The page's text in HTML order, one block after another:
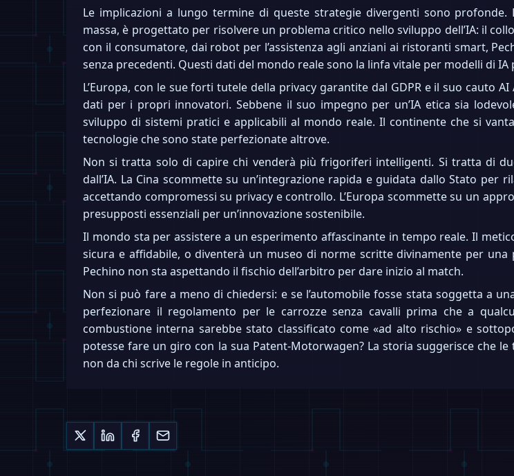
Le implicazioni a lungo termine di queste strategie divergenti sono profonde.
massa, è progettato per risolvere un problema critico nello sviluppo dell’IA: il
con il consumatore, dai robot per l’assistenza agli anziani ai ristoranti smart,
senza precedenti. Questi dati del mondo reale sono la linfa vitale per modelli di IA
L’Europa, con le sue forti tutele della privacy garantite dal GDPR e il suo cauto
dati per i propri innovatori. Sebbene il suo impegno per un’IA etica sia
sviluppo di sistemi pratici e applicabili al mondo reale. Il continente che si
tecnologie che sono state perfezionate altrove.
Non si tratta solo di capire chi venderà più frigoriferi intelligenti. Si tratta di
dall’IA. La Cina scommette su un’integrazione rapida e guidata dallo Stato
accettando compromessi su privacy e controllo. L’Europa scommette su un
presupposti essenziali per un’innovazione sostenibile.
Il mondo sta per assistere a un esperimento affascinante in tempo reale. Il
sicura e affidabile, o diventerà un museo di norme scritte divinamente per
Pechino non sta aspettando il fischio dell’arbitro per dare inizio al match.
Non si può fare a meno di chiedersi: e se l’automobile fosse stata soggetta a
perfezionare il regolamento per le carrozze senza cavalli prima che a
combustione interna sarebbe stato classificato come «ad alto rischio» e
potesse fare un giro con la sua Patent-Motorwagen? La storia suggerisce che
non da chi scrive le regole in anticipo.